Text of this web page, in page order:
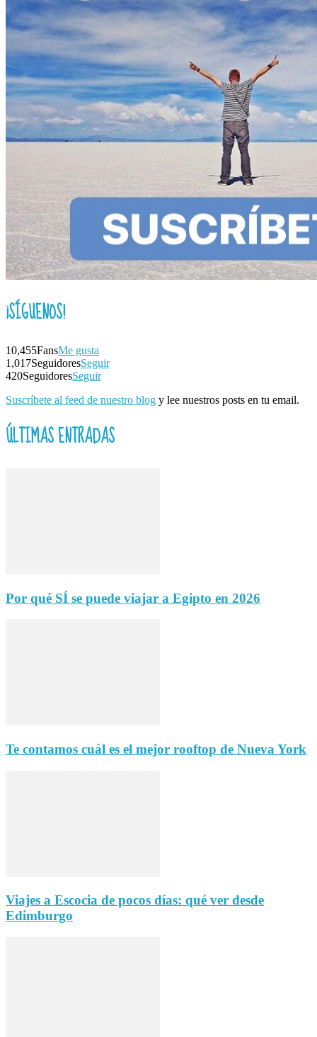
¡SÍGUENOS!
10,455FansMe gusta
1,017SeguidoresSeguir
420SeguidoresSeguir
Suscríbete al feed de nuestro blog y lee nuestros posts en tu email.
ÚLTIMAS ENTRADAS
Por qué SÍ se puede viajar a Egipto en 2026
Te contamos cuál es el mejor rooftop de Nueva York
Viajes a Escocia de pocos días: qué ver desde
Edimburgo